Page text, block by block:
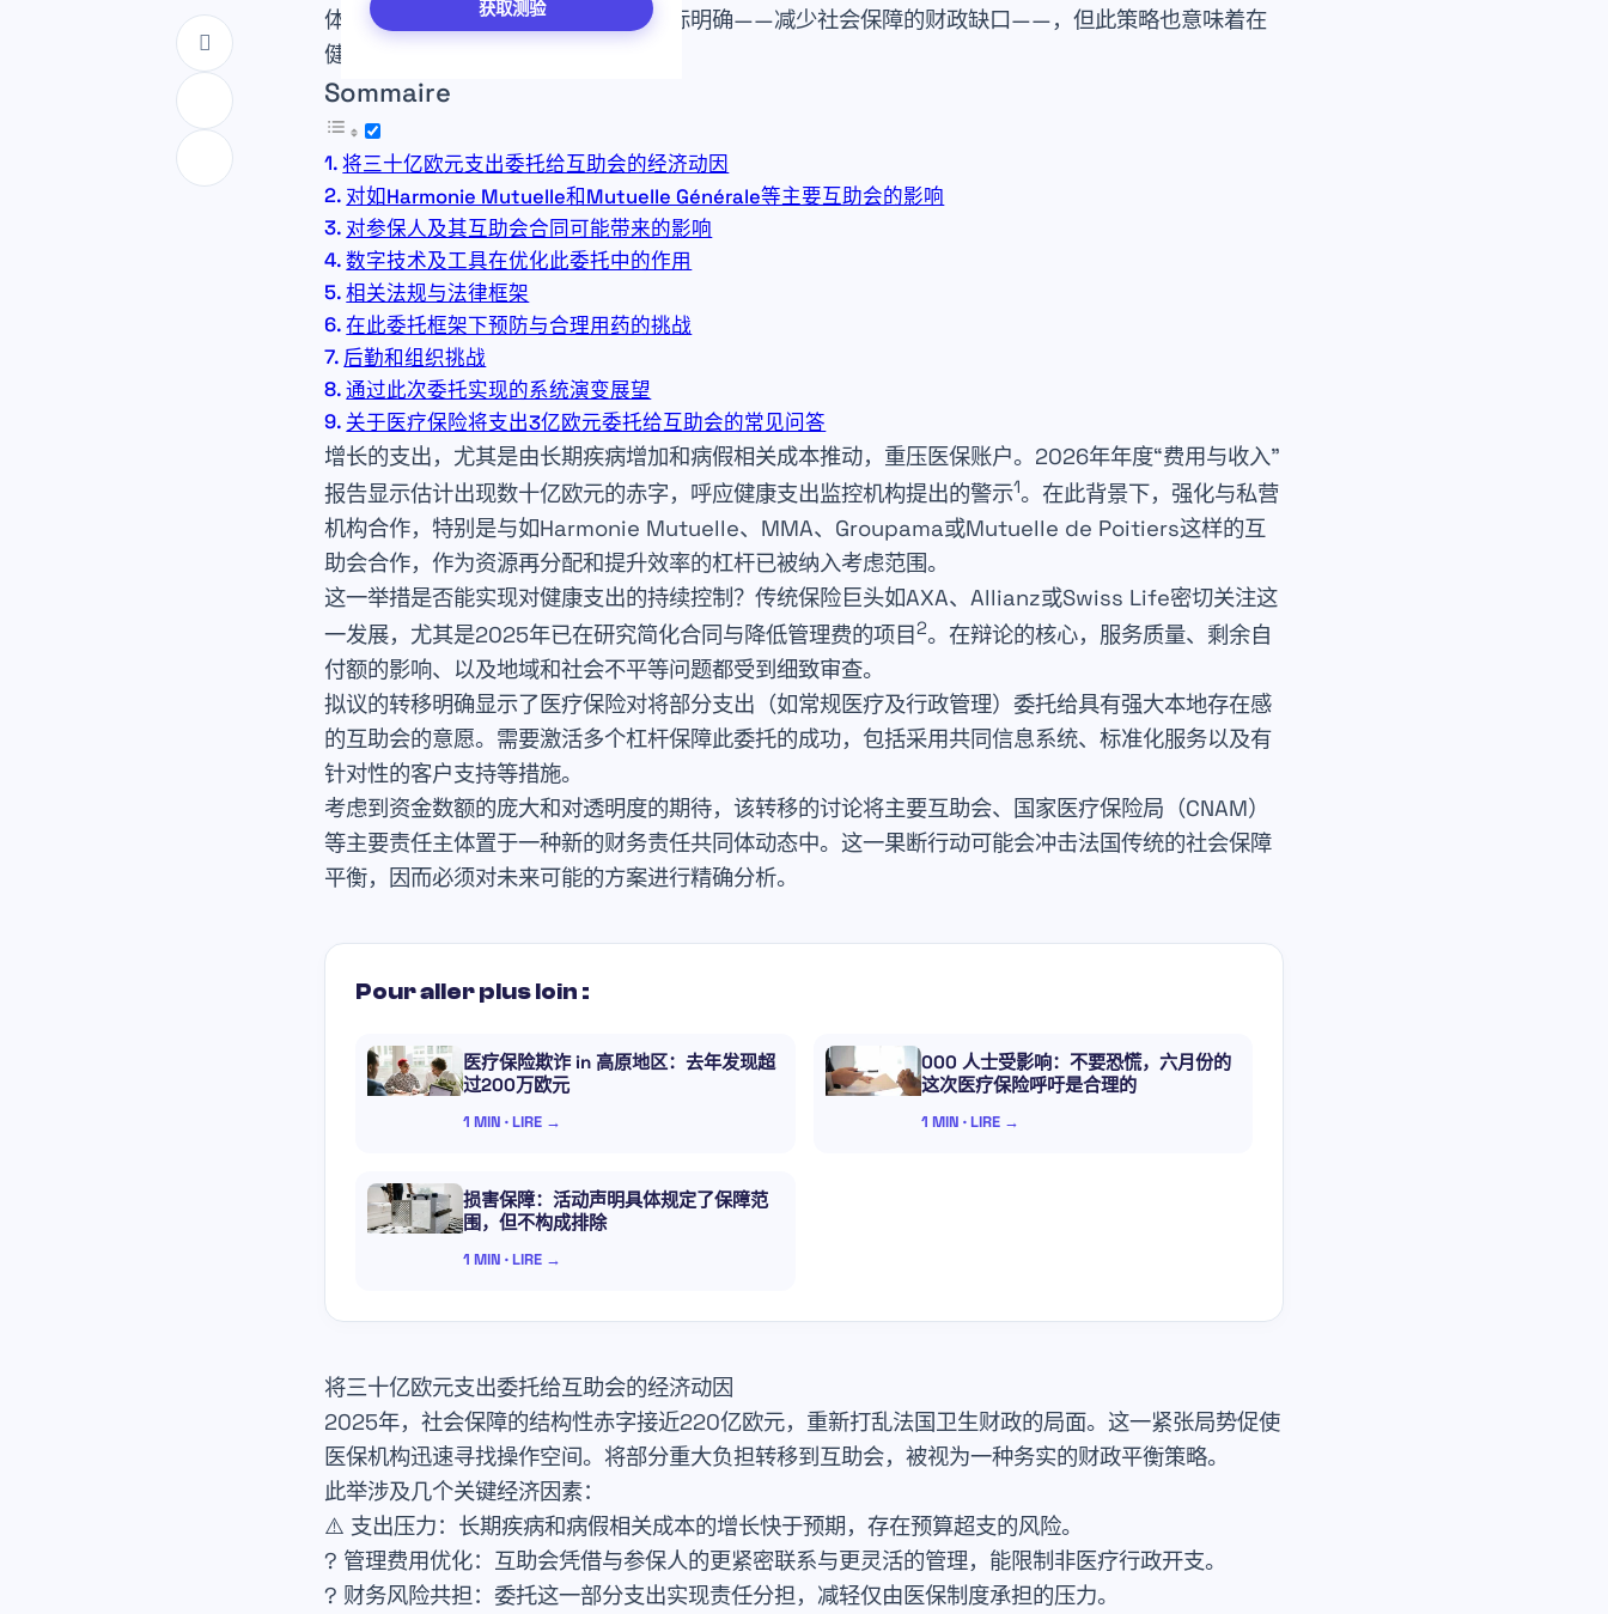
获取测验
体系可持续发展的关键议题。虽然目标明确——减少社会保障的财政缺口——，但此策略也意味着在
健康保障责任方面进行深度重组。
Sommaire
将三十亿欧元支出委托给互助会的经济动因
对如Harmonie Mutuelle和Mutuelle Générale等主要互助会的影响
对参保人及其互助会合同可能带来的影响
数字技术及工具在优化此委托中的作用
相关法规与法律框架
在此委托框架下预防与合理用药的挑战
后勤和组织挑战
通过此次委托实现的系统演变展望
关于医疗保险将支出3亿欧元委托给互助会的常见问答
增长的支出，尤其是由长期疾病增加和病假相关成本推动，重压医保账户。2026年年度“费用与收入”
报告显示估计出现数十亿欧元的赤字，呼应健康支出监控机构提出的警示1。在此背景下，强化与私营
机构合作，特别是与如Harmonie Mutuelle、 MMA、 Groupama或Mutuelle de Poitiers这样的互
助会合作，作为资源再分配和提升效率的杠杆已被纳入考虑范围。
这一举措是否能实现对健康支出的持续控制？传统保险巨头如AXA、 Allianz或Swiss Life密切关注这
一发展，尤其是2025年已在研究简化合同与降低管理费的项目2。在辩论的核心，服务质量、剩余自
付额的影响、以及地域和社会不平等问题都受到细致审查。
拟议的转移明确显示了医疗保险对将部分支出（如常规医疗及行政管理）委托给具有强大本地存在感
的互助会的意愿。需要激活多个杠杆保障此委托的成功，包括采用共同信息系统、标准化服务以及有
针对性的客户支持等措施。
考虑到资金数额的庞大和对透明度的期待，该转移的讨论将主要互助会、国家医疗保险局（CNAM）
等主要责任主体置于一种新的财务责任共同体动态中。这一果断行动可能会冲击法国传统的社会保障
平衡，因而必须对未来可能的方案进行精确分析。
Pour aller plus loin :
医疗保险欺诈 in 高原地区：去年发现超
过200万欧元
1 MIN · LIRE →
000 人士受影响：不要恐慌，六月份的
这次医疗保险呼吁是合理的
1 MIN · LIRE →
损害保障：活动声明具体规定了保障范
围，但不构成排除
1 MIN · LIRE →
将三十亿欧元支出委托给互助会的经济动因
2025年，社会保障的结构性赤字接近220亿欧元，重新打乱法国卫生财政的局面。这一紧张局势促使
医保机构迅速寻找操作空间。将部分重大负担转移到互助会，被视为一种务实的财政平衡策略。
此举涉及几个关键经济因素：
⚠️ 支出压力：长期疾病和病假相关成本的增长快于预期，存在预算超支的风险。
? 管理费用优化：互助会凭借与参保人的更紧密联系与更灵活的管理，能限制非医疗行政开支。
? 财务风险共担：委托这一部分支出实现责任分担，减轻仅由医保制度承担的压力。